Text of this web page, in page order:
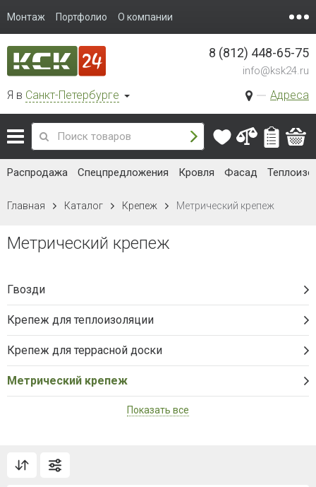
Монтаж Портфолио О компании
Я в Санкт-Петербурге Адреса
8 (812) 448-65-75
info@ksk24.ru
Распродажа Спецпредложения Кровля Фасад
Главная Каталог Крепеж Метрический крепеж
Метрический крепеж
Гвозди
Крепеж для теплоизоляции
Крепеж для террасной доски
Метрический крепеж
Показать все